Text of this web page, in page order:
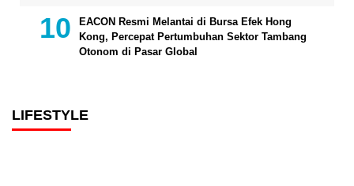
EACON Resmi Melantai di Bursa Efek Hong
Kong, Percepat Pertumbuhan Sektor Tambang
Otonom di Pasar Global
LIFESTYLE